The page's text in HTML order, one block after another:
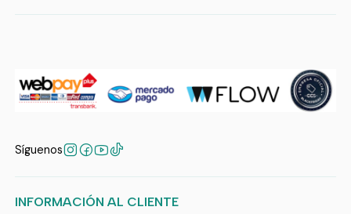
Síguenos
INFORMACIÓN AL CLIENTE